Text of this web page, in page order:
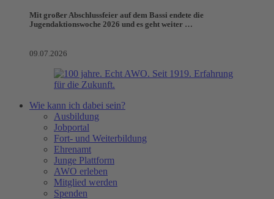
Mit großer Abschlussfeier auf dem Bassi endete die
Jugendaktionswoche 2026 und es geht weiter …
09.07.2026
Wie kann ich dabei sein?
Ausbildung
Jobportal
Fort- und Weiterbildung
Ehrenamt
Junge Plattform
AWO erleben
Mitglied werden
Spenden